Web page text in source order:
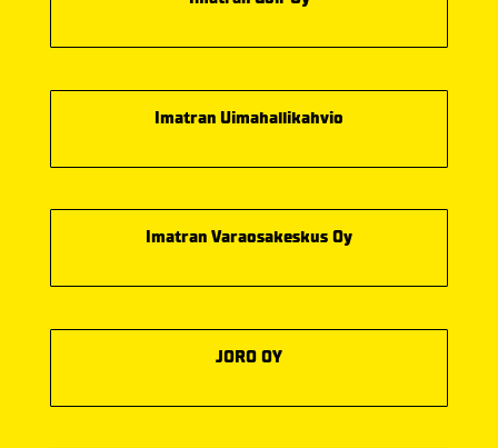
Imatran Uimahallikahvio
Imatran Varaosakeskus Oy
JORO OY